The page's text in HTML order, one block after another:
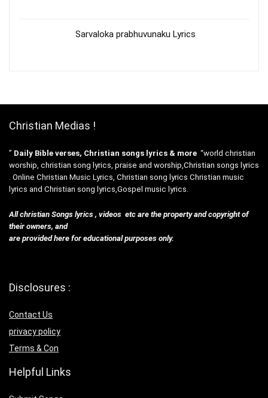
Sarvaloka prabhuvunaku Lyrics
Christian Medias !
” Daily Bible verses, Christian songs lyrics & more “world christian
worship, christian song lyrics, praise and worship,Christian songs lyrics
. Online Christian Music Lyrics, Christian song lyrics Christian music
lyrics and Christian song lyrics,Gospel music lyrics.
All christian Songs lyrics , videos etc are the property and copyright of
their owners, and
are provided here for educational purposes only.
Disclosures :
Contact Us
privacy policy
Terms & Con
Helpful Links